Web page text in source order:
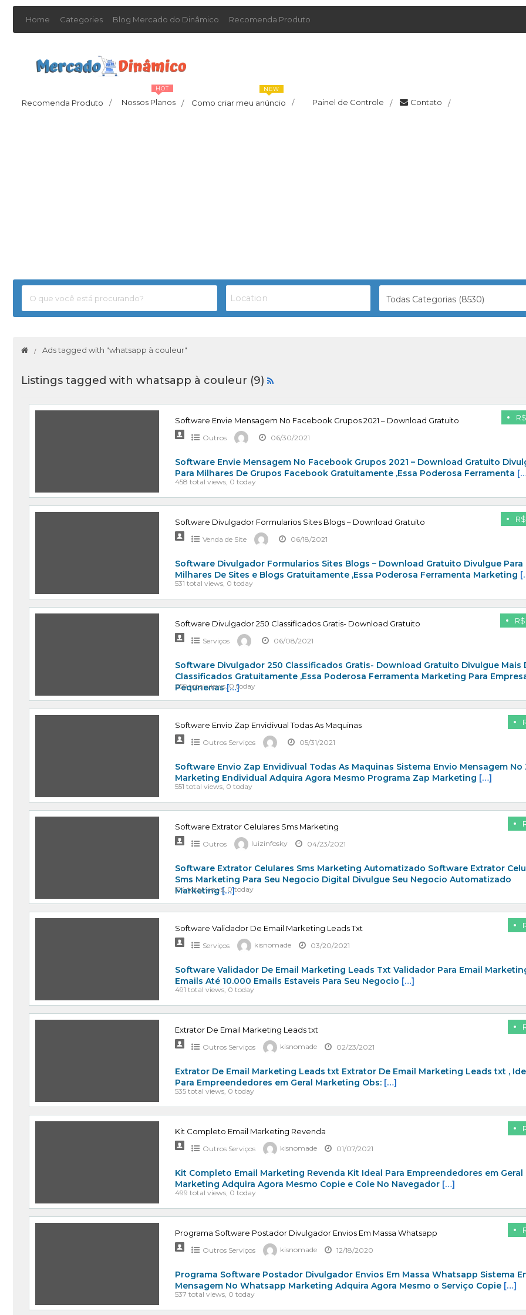
Home Categories Blog Mercado do Dinâmico Recomenda Produto
Recomenda Produto / Nossos Planos /
HOT
Como criar meu anúncio /
NEW
Painel de Controle / Contato /
Todas Categorias (8530)
Ads tagged with "whatsapp à couleur"
Listings tagged with whatsapp à couleur (9)
Software Envie Mensagem No Facebook Grupos 2021 – Download Gratuito
Outros 06/30/2021
Software Envie Mensagem No Facebook Grupos 2021 – Download Gratuito
Para Milhares De Grupos Facebook Gratuitamente ,Essa Poderosa Ferramenta
458 total views, 0 today
Software Divulgador Formularios Sites Blogs – Download Gratuito
Venda de Site 06/18/2021
Software Divulgador Formularios Sites Blogs – Download Gratuito Divulgue Para
Milhares De Sites e Blogs Gratuitamente ,Essa Poderosa Ferramenta Marketing
531 total views, 0 today
Software Divulgador 250 Classificados Gratis- Download Gratuito
Serviços 06/08/2021
Software Divulgador 250 Classificados Gratis- Download Gratuito Divulgue Mais
Classificados Gratuitamente ,Essa Poderosa Ferramenta Marketing Para
Pequnenas[…]
459 total views, 0 today
Software Envio Zap Envidivual Todas As Maquinas
Outros Serviços 05/31/2021
Software Envio Zap Envidivual Todas As Maquinas Sistema Envio Mensagem No
Marketing Endividual Adquira Agora Mesmo Programa Zap Marketing […]
551 total views, 0 today
Software Extrator Celulares Sms Marketing
Outros luizinfosky 04/23/2021
Software Extrator Celulares Sms Marketing Automatizado Software Extrator
Sms Marketing Para Seu Negocio Digital Divulgue Seu Negocio Automatizado
Marketing[…]
514 total views, 0 today
Software Validador De Email Marketing Leads Txt
Serviços kisnomade 03/20/2021
Software Validador De Email Marketing Leads Txt Validador Para Email
Emails Até 10.000 Emails Estaveis Para Seu Negocio […]
491 total views, 0 today
Extrator De Email Marketing Leads txt
Outros Serviços kisnomade 02/23/2021
Extrator De Email Marketing Leads txt Extrator De Email Marketing Leads txt ,
Para Empreendedores em Geral Marketing Obs: […]
535 total views, 0 today
Kit Completo Email Marketing Revenda
Outros Serviços kisnomade 01/07/2021
Kit Completo Email Marketing Revenda Kit Ideal Para Empreendedores em Geral
Marketing Adquira Agora Mesmo Copie e Cole No Navegador […]
499 total views, 0 today
Programa Software Postador Divulgador Envios Em Massa Whatsapp
Outros Serviços kisnomade 12/18/2020
Programa Software Postador Divulgador Envios Em Massa Whatsapp Sistema
Mensagem No Whatsapp Marketing Adquira Agora Mesmo o Serviço Copie […]
537 total views, 0 today